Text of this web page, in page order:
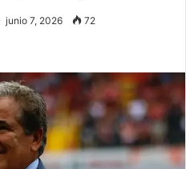
junio 7, 2026 72